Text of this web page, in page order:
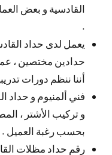
القادسية و بعض
.
يعمل لدى حداد
حدادين مختصين ،
أننا ننظم دورات
فني ألمنيوم و حداد
و تركيب الأشتر ،
بحسب رغبة العميل .
رقم حداد مظلات